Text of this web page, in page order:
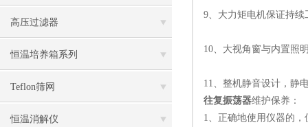
高压过滤器
恒温培养箱系列
Teflon筛网
恒温消解仪
9、大力矩电机保证持续
10、大视角窗与内置照
11、整机静音设计，静
往复振荡器维护保养：
1、正确地使用仪器的